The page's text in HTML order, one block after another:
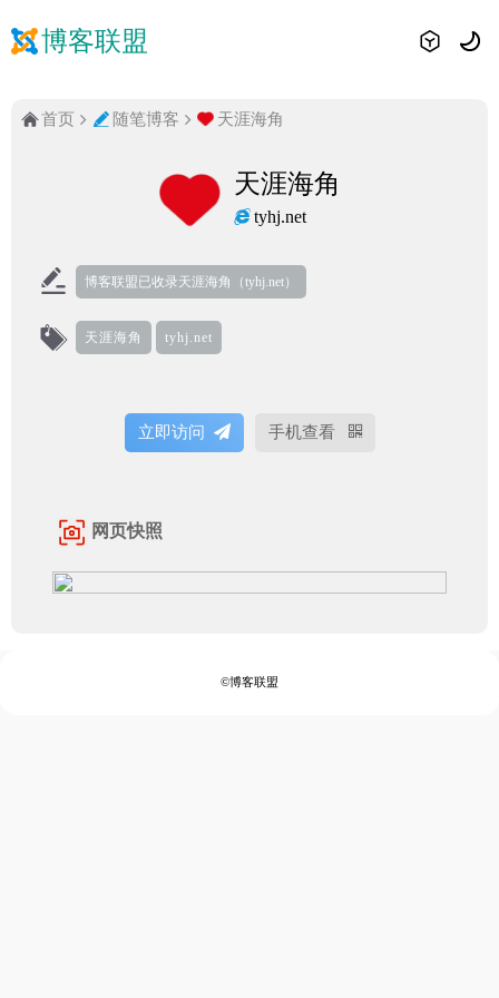
博客联盟
首页 随笔博客 天涯海角
天涯海角
tyhj.net
博客联盟已收录天涯海角（tyhj.net）
天涯海角 tyhj.net
立即访问 手机查看
网页快照
©博客联盟